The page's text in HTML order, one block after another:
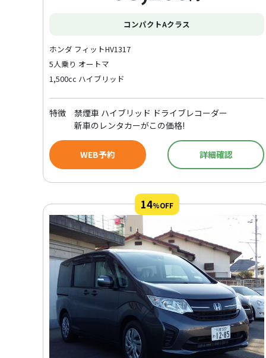
コンパクトAクラス
ホンダ フィットHV1317
5人乗り オートマ
1,500cc ハイブリッド
特徴
禁煙車 ハイブリッド ドライブレコーダー
新車のレンタカーがこの価格!
WEB予約 詳細確認
14%OFF